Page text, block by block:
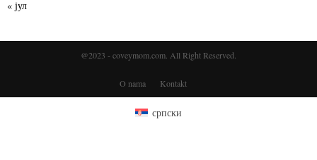
« јул
@2023 - coveymom.com. All Right Reserved.
O nama Kontakt
српски